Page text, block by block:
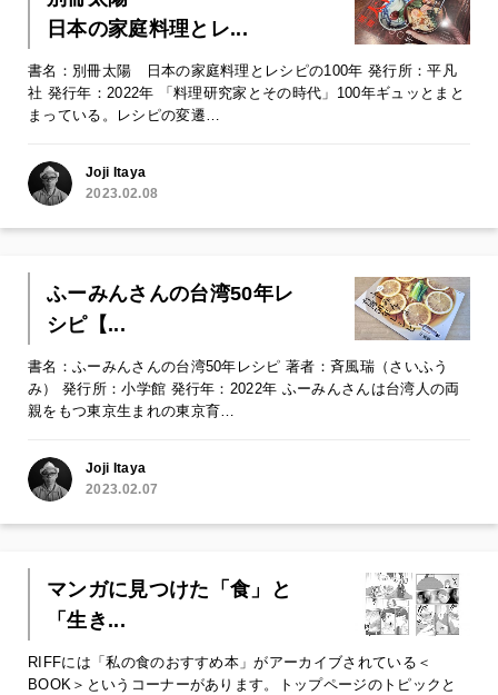
日本の家庭料理とレ...
書名：別冊太陽 日本の家庭料理とレシピの100年 発行所：平凡
社 発行年：2022年 「料理研究家とその時代」100年ギュッとまと
まっている。レシピの変遷…
Joji Itaya
2023.02.08
ふーみんさんの台湾50年レ
シピ【...
書名：ふーみんさんの台湾50年レシピ 著者：斉風瑞（さいふう
み） 発行所：小学館 発行年：2022年 ふーみんさんは台湾人の両
親をもつ東京生まれの東京育…
Joji Itaya
2023.02.07
マンガに見つけた「食」と
「生き...
RIFFには「私の食のおすすめ本」がアーカイブされている＜
BOOK＞というコーナーがあります。トップページのトピックと